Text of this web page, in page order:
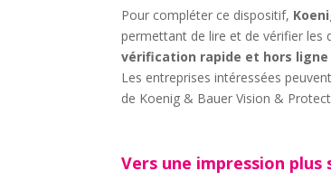
Pour compléter ce dispositif,
permettant de lire et de vérifier les
vérification rapide et hors ligne
Les entreprises intéressées
de Koenig & Bauer Vision &
Vers une impression